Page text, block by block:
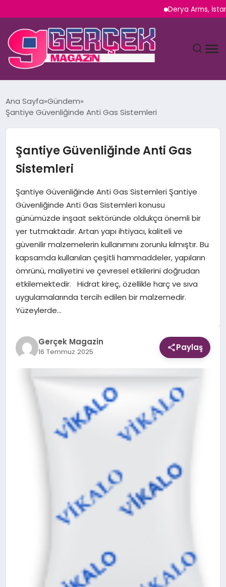
Derya Arms, İstanbul
YAŞAM
SPOR
TEKNOLOJI
SAĞLIK
SIYASET
EKONOMI
Ana Sayfa Gündem
Şantiye Güvenliğinde Anti Gas Sistemleri
Şantiye Güvenliğinde Anti Gas
Sistemleri
Şantiye Güvenliğinde Anti Gas Sistemleri Şantiye
Güvenliğinde Anti Gas Sistemleri konusu
günümüzde inşaat sektöründe oldukça önemli bir
yer tutmaktadır. Artan yapı ihtiyacı, kaliteli ve
güvenilir malzemelerin kullanımını zorunlu kılmıştır. Bu
kapsamda kullanılan çeşitli hammaddeler, yapıların
ömrünü, maliyetini ve çevresel etkilerini doğrudan
etkilemektedir. Hidrat kireç, özellikle harç ve sıva
uygulamalarında tercih edilen bir malzemedir.
Yüzeylerde…
Gerçek Magazin
16 Temmuz 2025 Paylaş